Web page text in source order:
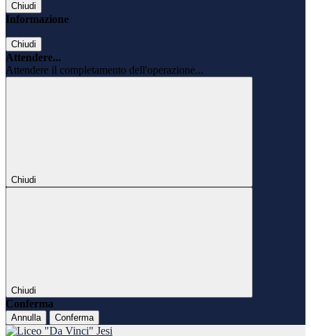
Chiudi
Informazione
Chiudi
Attendere...
Attendere il completamento dell'operazione...
Chiudi
Chiudi
Conferma
Annulla Conferma